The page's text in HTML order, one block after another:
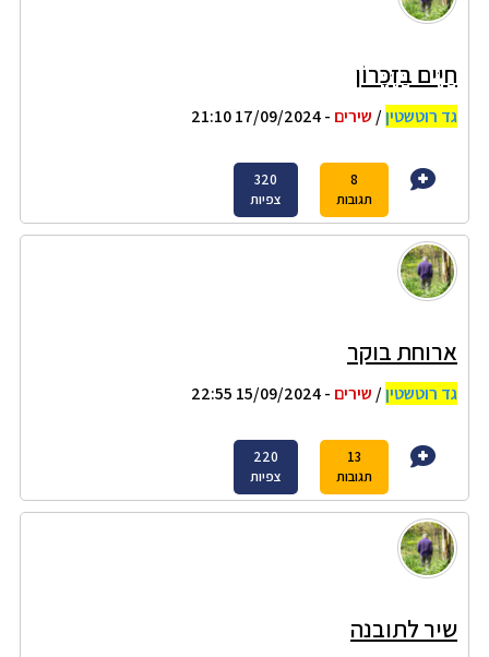
חַיִּים בַּזִּכָּרוֹן
גד רוטשטין/ שירים - 17/09/2024 21:10
8
תגובות
320
צפיות
ארוחת בוקר
גד רוטשטין/ שירים - 15/09/2024 22:55
13
תגובות
220
צפיות
שיר לתובנה